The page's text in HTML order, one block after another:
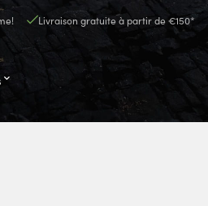
Livraison gratuite à partir de €150*